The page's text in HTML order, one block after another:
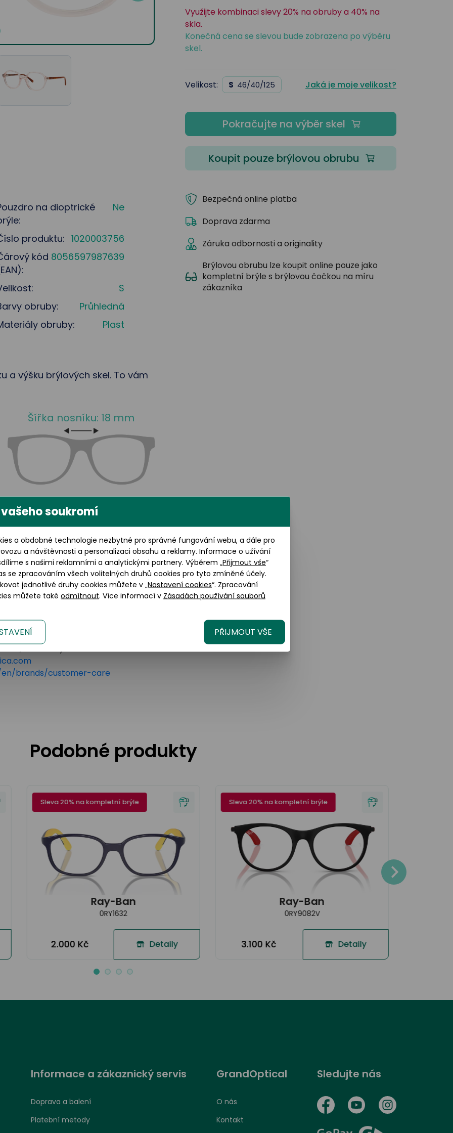
na dioptrické
Ne
produktu: 1020003756
kód 8056597987639
S
obruby:
Průhledná
obruby:
Plast
a výšku brýlových skel. To vám
Šířka nosníku: 18 mm
Výška brýlového skla: 40
mm
20123 Italy
brands/customer-care
Využijte kombinaci slevy 20% na obruby a 40% na
skla.
Konečná cena se slevou bude zobrazena po výběru
skel.
Velikost: S 46/40/125 Jaká je moje velikost?
Pokračujte na výběr skel
Koupit pouze brýlovou obrubu
Bezpečná online platba
Doprava zdarma
Záruka odbornosti a originality
Brýlovou obrubu lze koupit online pouze jako
kompletní brýle s brýlovou čočkou na míru
zákazníka
Podobné produkty
Sleva 20% na kompletní brýle
Ray-Ban
0RY1632
2.000 Kč Detaily
Sleva 20% na kompletní brýle
Ray-Ban
0RY9082V
3.100 Kč Detaily
Informace a zákaznický servis
Doprava a balení
Platební metody
GrandOptical
O nás
Kontakt
Sledujte nás
soukromí
a obdobné technologie nezbytné pro správné fungování webu, a dále pro
a návštěvnosti a personalizaci obsahu a reklamy. Informace o užívání
s našimi reklamními a analytickými partnery. Výběrem „Přijmout vše“
se zpracováním všech volitelných druhů cookies pro tyto zmíněné účely.
jednotlivé druhy cookies můžete v „Nastavení cookies“. Zpracování
můžete také odmítnout. Více informací v Zásadách používání souborů
PŘIJMOUT VŠE